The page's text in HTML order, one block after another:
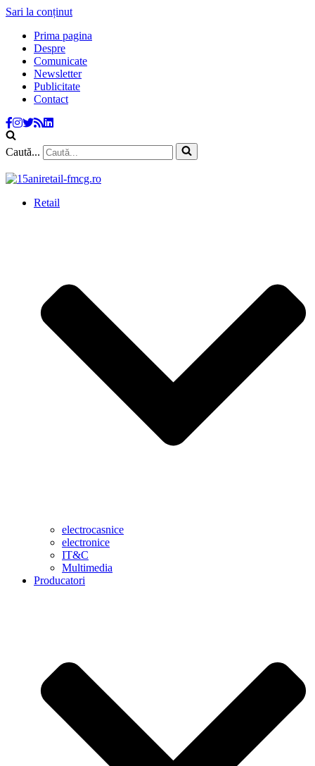
Sari la conținut
Prima pagina
Despre
Comunicate
Newsletter
Publicitate
Contact
Caută...
Retail
electrocasnice
electronice
IT&C
Multimedia
Producatori